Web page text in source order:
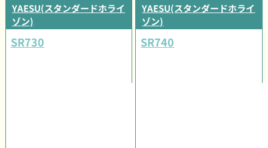
YAESU(スタンダードホライ
ゾン)
SR730
YAESU(スタンダードホライ
ゾン)
SR740